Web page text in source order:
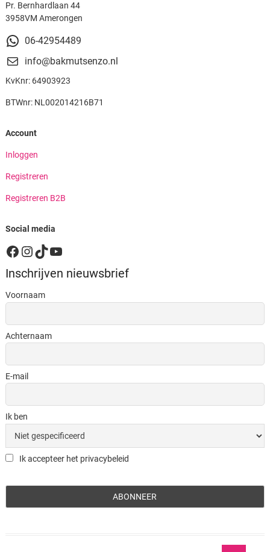
Pr. Bernhardlaan 44
3958VM Amerongen
06-42954489
info@bakmutsenzo.nl
KvKnr: 64903923
BTWnr: NL002014216B71
Account
Inloggen
Registreren
Registreren B2B
Social media
Facebook
Instagram
TikTok
YouTube
Inschrijven nieuwsbrief
Voornaam
Achternaam
E-mail
Ik ben
Ik accepteer het privacybeleid